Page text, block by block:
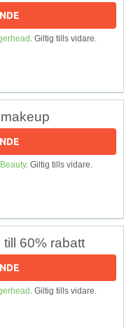
. Giltig tills vidare.
. Giltig tills vidare.
60% rabatt
. Giltig tills vidare.